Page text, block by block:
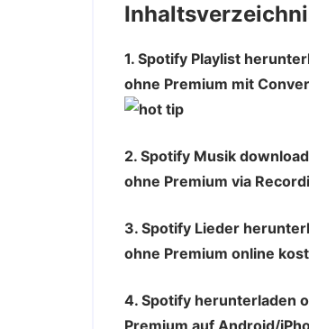
1. Spotify Playlist
ohne Premium mit
2. Spotify Musik
ohne Premium via
3. Spotify Lieder
ohne Premium online
4. Spotify herunterladen